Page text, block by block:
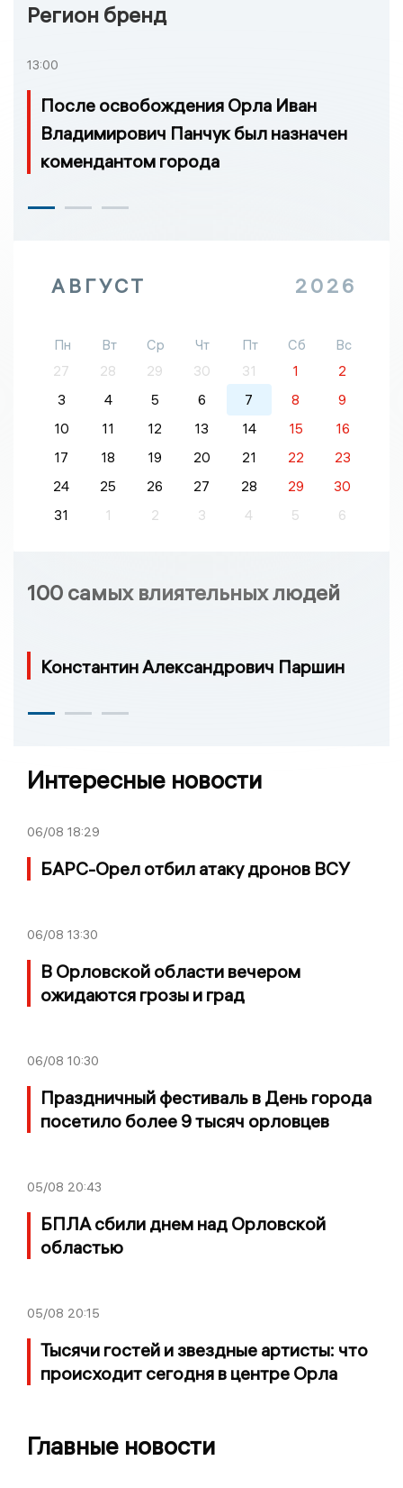
Регион бренд
13:00
После освобождения Орла Иван
Владимирович Панчук был назначен
комендантом города
АВГУСТ 2026
Пн Вт Ср Чт Пт Сб
Вс
27
28 29 30 31 1
2
3
4 5 6 7 8
9
10
11 12 13 14 15
16
17
18 19 20 21 22
23
24
25 26 27 28 29
30
31
1 2 3 4 5 6
100 самых влиятельных людей
Константин Александрович Паршин
Интересные новости
06/08 18:29
БАРС-Орел отбил атаку дронов ВСУ
06/08 13:30
В Орловской области вечером
ожидаются грозы и град
06/08 10:30
Праздничный фестиваль в День города
посетило более 9 тысяч орловцев
05/08 20:43
БПЛА сбили днем над Орловской
областью
05/08 20:15
Тысячи гостей и звездные артисты: что
происходит сегодня в центре Орла
Главные новости